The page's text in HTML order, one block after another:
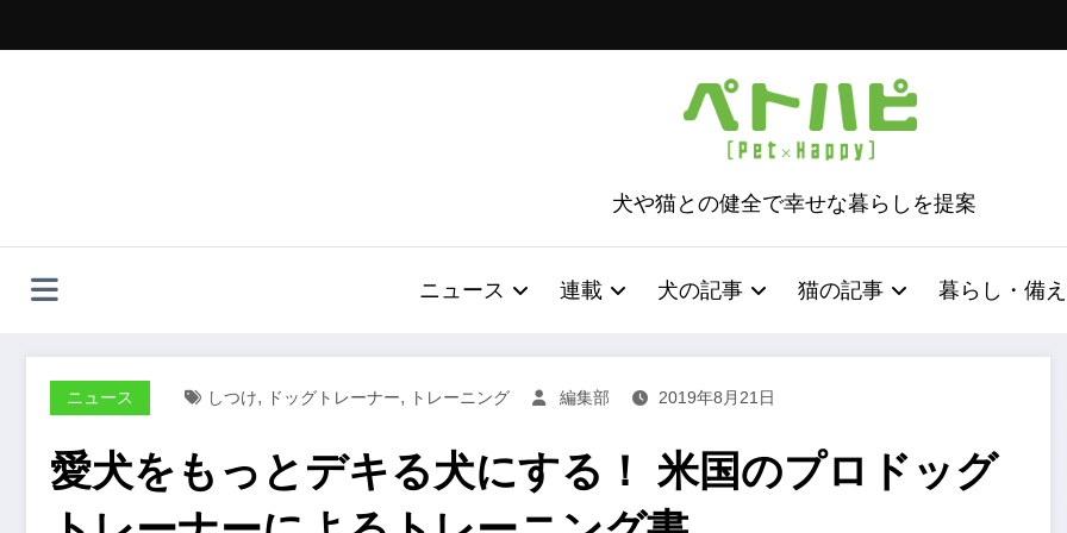
ッ
犬や猫との健全で幸せな暮らしを提案
ニュース 連載 犬の記事 猫の記事 暮らし・備え
ニュース しつけ, ドッグトレーナー, トレーニング 編集部 2019年8月21日
愛犬をもっとデキる犬にする！ 米国のプロドッグ